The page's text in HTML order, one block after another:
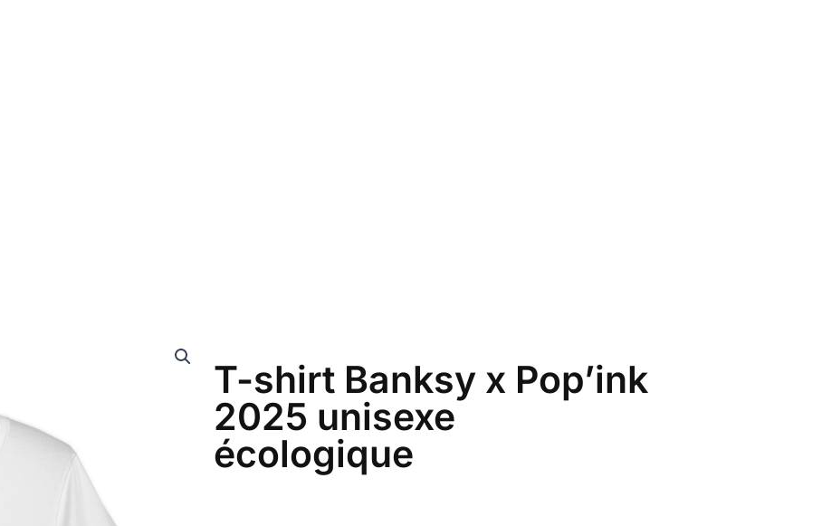
T-shirt Banksy x Pop’ink
2025 unisexe
écologique